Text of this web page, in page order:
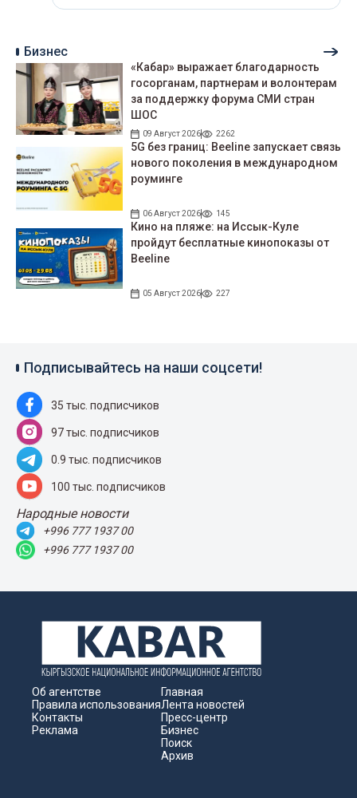
Бизнес
«Кабар» выражает благодарность
госорганам, партнерам и волонтерам
за поддержку форума СМИ стран
ШОС
09 Август 2026 2262
5G без границ: Beeline запускает связь
нового поколения в международном
роуминге
06 Август 2026 145
Кино на пляже: на Иссык-Куле
пройдут беcплатные кинопоказы от
Beeline
05 Август 2026 227
Подписывайтесь на наши соцсети!
35 тыс. подписчиков
97 тыс. подписчиков
0.9 тыс. подписчиков
100 тыс. подписчиков
Народные новости
+996 777 1937 00
+996 777 1937 00
Об агентстве
Правила использования
Контакты
Реклама
Главная
Лента новостей
Пресс-центр
Бизнес
Поиск
Архив